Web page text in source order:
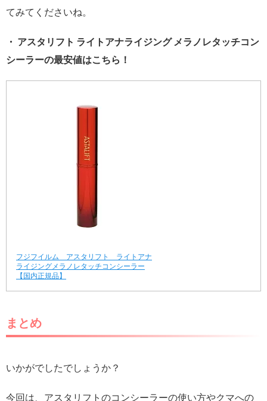
てみてくださいね。
・ アスタリフト ライトアナライジング メラノレタッチコン
シーラーの最安値はこちら！
フジフイルム アスタリフト ライトアナ
ライジングメラノレタッチコンシーラー
【国内正規品】
まとめ
いかがでしたでしょうか？
今回は、アスタリフトのコンシーラーの使い方やクマへの